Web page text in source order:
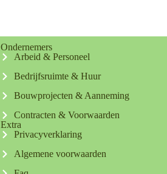
Ondernemers
Arbeid & Personeel
Bedrijfsruimte & Huur
Bouwprojecten & Aanneming
Contracten & Voorwaarden
Extra
Privacyverklaring
Algemene voorwaarden